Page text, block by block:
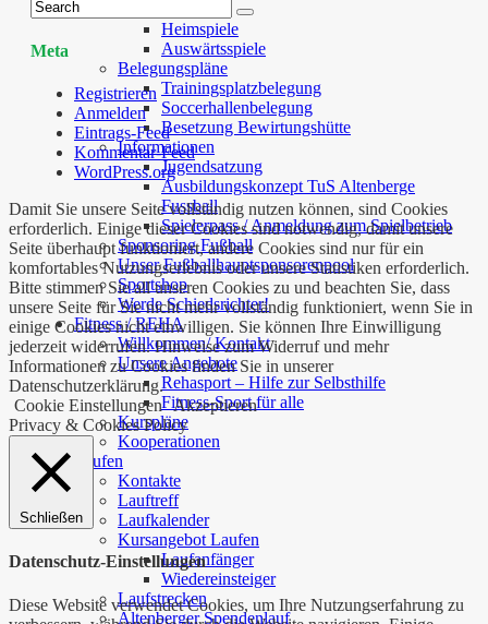
Heimspiele
Auswärtsspiele
Belegungspläne
Trainingsplatzbelegung
Soccerhallenbelegung
Besetzung Bewirtungshütte
Informationen
Jugendsatzung
Ausbildungskonzept TuS Altenberge
Fussball
Spielerpass / Anmeldung zum Spielbetrieb
Sponsoring Fußball
Unser Fußballhauptsponsorenpool
Sportshop
Werde Schiedsrichter!
Fitness / REHA
Willkommen/ Kontakt
Unsere Angebote
Rehasport – Hilfe zur Selbsthilfe
Fitness-Sport für alle
Kurspläne
Kooperationen
Laufen
Kontakte
Lauftreff
Laufkalender
Kursangebot Laufen
Laufanfänger
Wiedereinsteiger
Laufstrecken
Altenberger Spendenlauf
Meta
Registrieren
Anmelden
Eintrags-Feed
Kommentar-Feed
WordPress.org
Damit Sie unsere Seite vollständig nutzen können, sind Cookies
erforderlich. Einige dieser Cookies sind notwendig, damit unsere
Seite überhaupt funktioniert, andere Cookies sind nur für ein
komfortables Nutzungserlebnis oder unsere Statistiken erforderlich.
Bitte stimmen Sie all unseren Cookies zu und beachten Sie, dass
unsere Seite für Sie nicht mehr vollständig funktioniert, wenn Sie in
einige Cookies nicht einwilligen. Sie können Ihre Einwilligung
jederzeit widerrufen. Hinweise zum Widerruf und mehr
Informationen zu Cookies finden Sie in unserer
Datenschutzerklärung.
Cookie Einstellungen Akzeptieren
Privacy & Cookies Policy
Schließen
Datenschutz-Einstellungen
Diese Website verwendet Cookies, um Ihre Nutzungserfahrung zu